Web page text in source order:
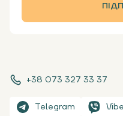
+38 073 327 33 37
Telegram